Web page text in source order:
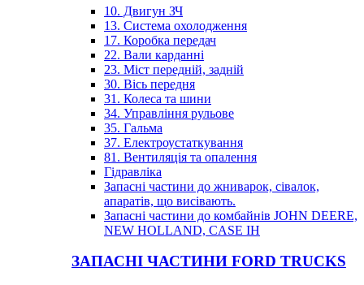
10. Двигун ЗЧ
13. Система охолодження
17. Коробка передач
22. Вали карданні
23. Міст передній, задній
30. Вісь передня
31. Колеса та шини
34. Управління рульове
35. Гальма
37. Електроустаткування
81. Вентиляція та опалення
Гідравліка
Запасні частини до жниварок, сівалок,
апаратів, що висівають.
Запасні частини до комбайнів JOHN DEERE,
NEW HOLLAND, CASE IH
ЗАПАСНІ ЧАСТИНИ FORD TRUCKS